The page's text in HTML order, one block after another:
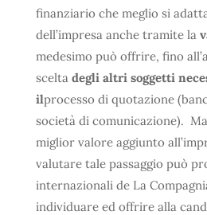
finanziario che meglio si
dell’impresa anche tramite la
medesimo può offrire, fino
scelta degli altri soggetti
ilprocesso di quotazione
società di comunicazione).
miglior valore aggiunto
valutare tale passaggio può
internazionali de La
individuare ed offrire alla